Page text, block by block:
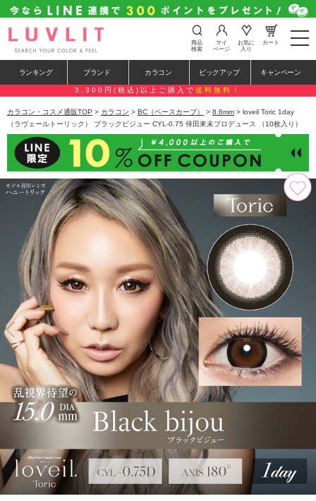
t
o
e
n
a
i
o
n
商品
検索
マイ
ページ
お気に
入り
カート
ランキング ブランド カラコン ピックアップ キャンペーン
3,300円(税込)以上ご購入で 送料無料！
カラコン・コスメ通販TOP > カラコン > BC（ベースカーブ） > 8.6mm > loveil Toric 1day
（ラヴェールトーリック） ブラックビジュー CYL-0.75 倖田來未プロデュース （10枚入り）